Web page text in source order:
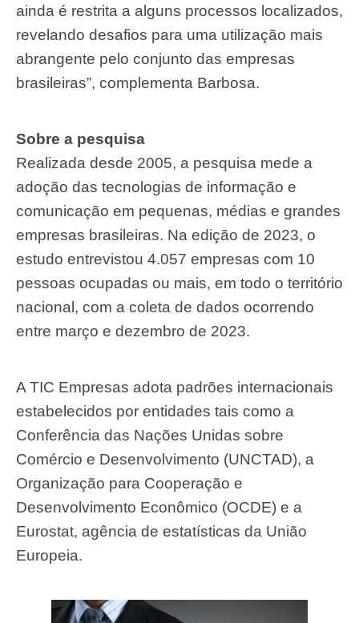
ainda é restrita a alguns processos localizados,
revelando desafios para uma utilização mais
abrangente pelo conjunto das empresas
brasileiras”, complementa Barbosa.
Sobre a pesquisa
Realizada desde 2005, a pesquisa mede a
adoção das tecnologias de informação e
comunicação em pequenas, médias e grandes
empresas brasileiras. Na edição de 2023, o
estudo entrevistou 4.057 empresas com 10
pessoas ocupadas ou mais, em todo o território
nacional, com a coleta de dados ocorrendo
entre março e dezembro de 2023.
A TIC Empresas adota padrões internacionais
estabelecidos por entidades tais como a
Conferência das Nações Unidas sobre
Comércio e Desenvolvimento (UNCTAD), a
Organização para Cooperação e
Desenvolvimento Econômico (OCDE) e a
Eurostat, agência de estatísticas da União
Europeia.